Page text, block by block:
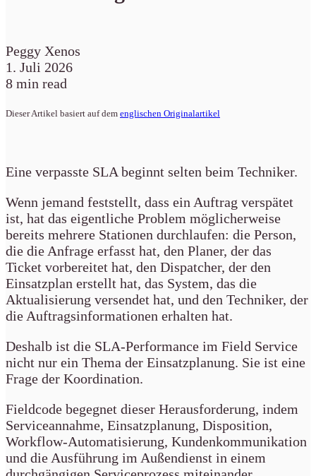
Peggy Xenos
1. Juli 2026
8 min read
Dieser Artikel basiert auf dem englischen Originalartikel
Eine verpasste SLA beginnt selten beim Techniker.
Wenn jemand feststellt, dass ein Auftrag verspätet
ist, hat das eigentliche Problem möglicherweise
bereits mehrere Stationen durchlaufen: die Person,
die die Anfrage erfasst hat, den Planer, der das
Ticket vorbereitet hat, den Dispatcher, der den
Einsatzplan erstellt hat, das System, das die
Aktualisierung versendet hat, und den Techniker, der
die Auftragsinformationen erhalten hat.
Deshalb ist die SLA-Performance im Field Service
nicht nur ein Thema der Einsatzplanung. Sie ist eine
Frage der Koordination.
Fieldcode begegnet dieser Herausforderung, indem
Serviceannahme, Einsatzplanung, Disposition,
Workflow-Automatisierung, Kundenkommunikation
und die Ausführung im Außendienst in einem